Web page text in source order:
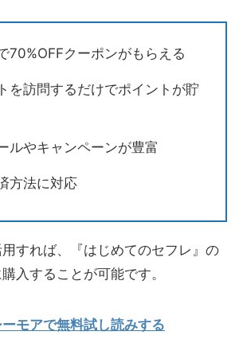
70%OFFクーポンがもらえる
を訪問するだけでポイントが貯
ルやキャンペーンが豊富
方法に対応
すれば、『はじめてのセフレ』の
入することが可能です。
モアで無料試し読みする